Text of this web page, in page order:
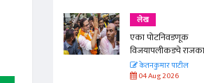
लेख
एका पोटनिवडणूक
विजयापलीकडचे
केतनकुमार पाटील
04 Aug 2026